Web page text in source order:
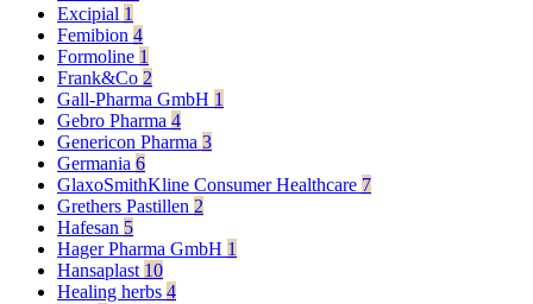
Excipial 1
Femibion 4
Formoline 1
Frank&Co 2
Gall-Pharma GmbH 1
Gebro Pharma 4
Genericon Pharma 3
Germania 6
GlaxoSmithKline Consumer Healthcare 7
Grethers Pastillen 2
Hafesan 5
Hager Pharma GmbH 1
Hansaplast 10
Healing herbs 4